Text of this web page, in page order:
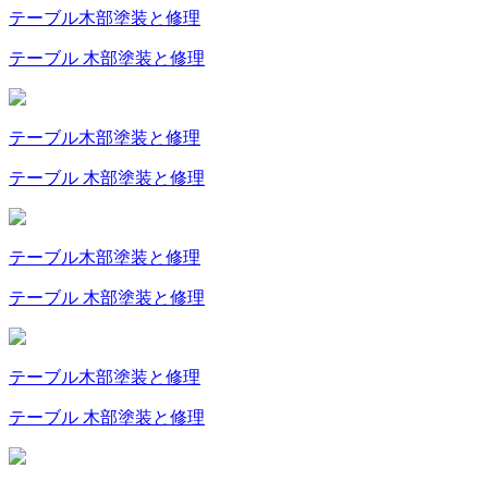
テーブル木部塗装と修理
テーブル 木部塗装と修理
テーブル木部塗装と修理
テーブル 木部塗装と修理
テーブル木部塗装と修理
テーブル 木部塗装と修理
テーブル木部塗装と修理
テーブル 木部塗装と修理